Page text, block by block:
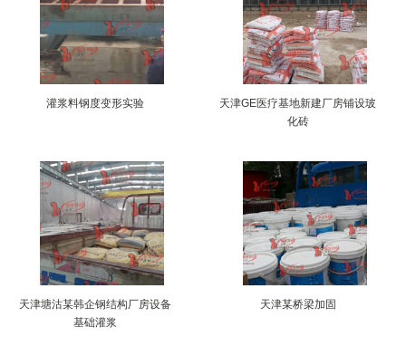
灌浆料钢度变形实验
天津GE医疗基地新建厂房铺设玻
化砖
天津塘沽某韩企钢结构厂房设备
基础灌浆
天津某桥梁加固